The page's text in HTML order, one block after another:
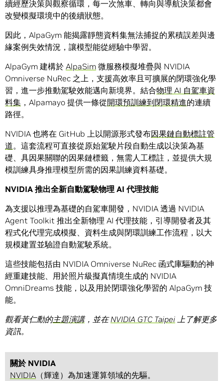
續經歷決策與觀察循環，每一次煞車、轉向與導航決策都會
改變模擬環境中的後續狀態。
因此，AlpaGym 能揭露靜態資料集無法捕捉的累積誤差與邊
緣案例失效情況，讓模型能從經驗中學習。
AlpaGym 建構於 AlpaSim 微服務模擬堆疊與 NVIDIA
Omniverse NuRec 之上，支援高效率且可擴展的閉環強化學
習，進一步推動駕駛效能邁向新境界。結合物理 AI 自駕車資
料集 ，Alpamayo 提供一條從開環預訓練到閉環精進的連續
路徑。
NVIDIA 也將在 GitHub 上以開源形式發布因果鏈自動標註管
道。這套流程可直接從原始駕駛片段自動生成以決策為基
礎、具因果關聯的因果鏈標籤，無需人工標註，並提供大規
模訓練具身推理模型所需的因果訓練資料基礎。
NVIDIA 推出全新自動駕駛物理 AI代理技能
為支援以推理為基礎的自駕車開發，NVIDIA 透過 NVIDIA
Agent Toolkit 推出全新物理 AI 代理技能，引導開發者及其
程式化代理完成模擬、資料生成與閉環訓練工作流程，以大
規模建置並驗證自動駕駛系統。
這些技能包括由 NVIDIA Omniverse NuRec 函式庫驅動的神
經重建技能、用於照片級擬真情境生成的 NVIDIA
OmniDreams 技能，以及用於閉環強化學習的 AlpaGym 技
能。
觀看黃仁勳的主題演講，並在 NVIDIA GTC Taipei 上了解更多
資訊。
關於 NVIDIA
NVIDIA （輝達）為加速運算領域的先驅。